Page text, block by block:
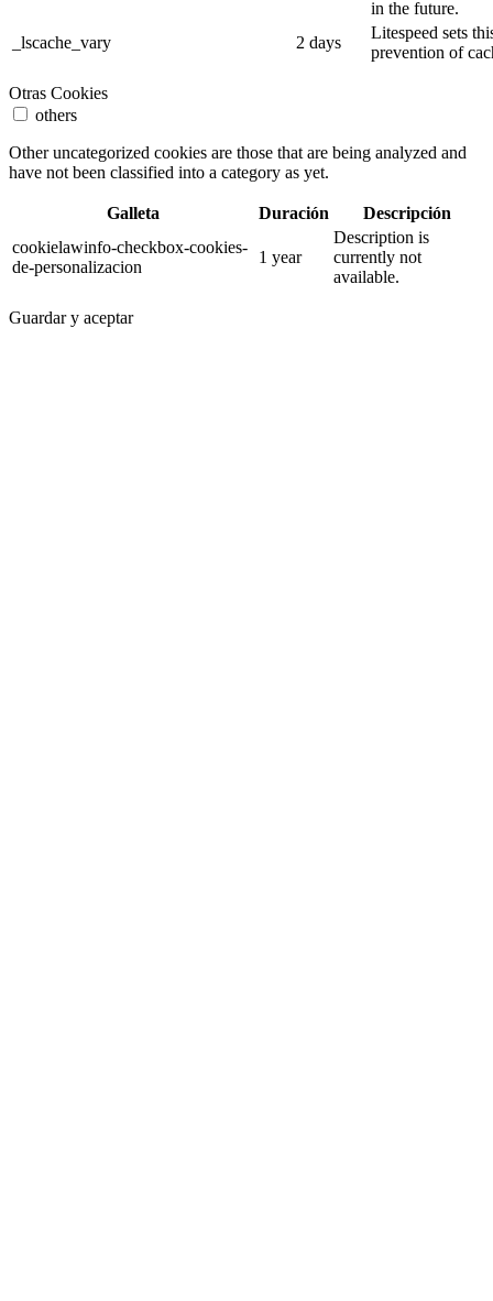
in the future.
_lscache_vary
2 days
Litespeed sets
prevention of
Otras Cookies
others
Other uncategorized cookies are those that are being analyzed and
have not been classified into a category as yet.
Galleta Duración
Descripción
cookielawinfo-checkbox-cookies-
de-personalizacion
1 year
Description is
currently not
available.
Guardar y aceptar